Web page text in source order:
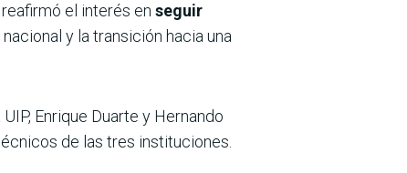
el interés en seguir
nacional y la transición hacia una
Enrique Duarte y Hernando
de las tres instituciones.